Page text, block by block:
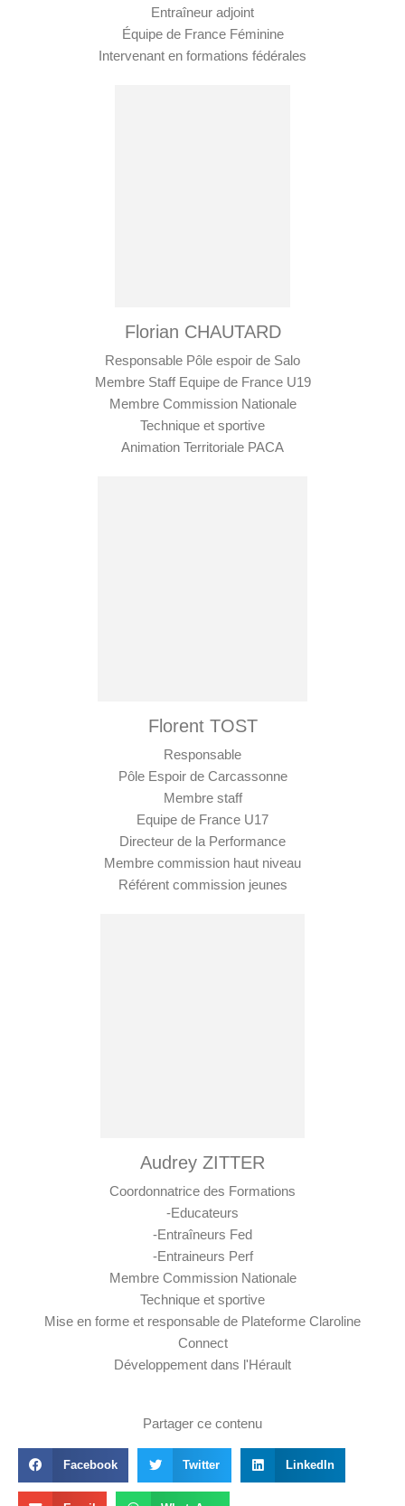
Entraîneur adjoint
Équipe de France Féminine
Intervenant en formations fédérales
Florian CHAUTARD
Responsable Pôle espoir de Salo
Membre Staff Equipe de France U19
Membre Commission Nationale
Technique et sportive
Animation Territoriale PACA
Florent TOST
Responsable
Pôle Espoir de Carcassonne
Membre staff
Equipe de France U17
Directeur de la Performance
Membre commission haut niveau
Référent commission jeunes
Audrey ZITTER
Coordonnatrice des Formations
-Educateurs
-Entraîneurs Fed
-Entraineurs Perf
Membre Commission Nationale
Technique et sportive
Mise en forme et responsable de Plateforme Claroline
Connect
Développement dans l'Hérault
Partager ce contenu
Facebook Twitter LinkedIn